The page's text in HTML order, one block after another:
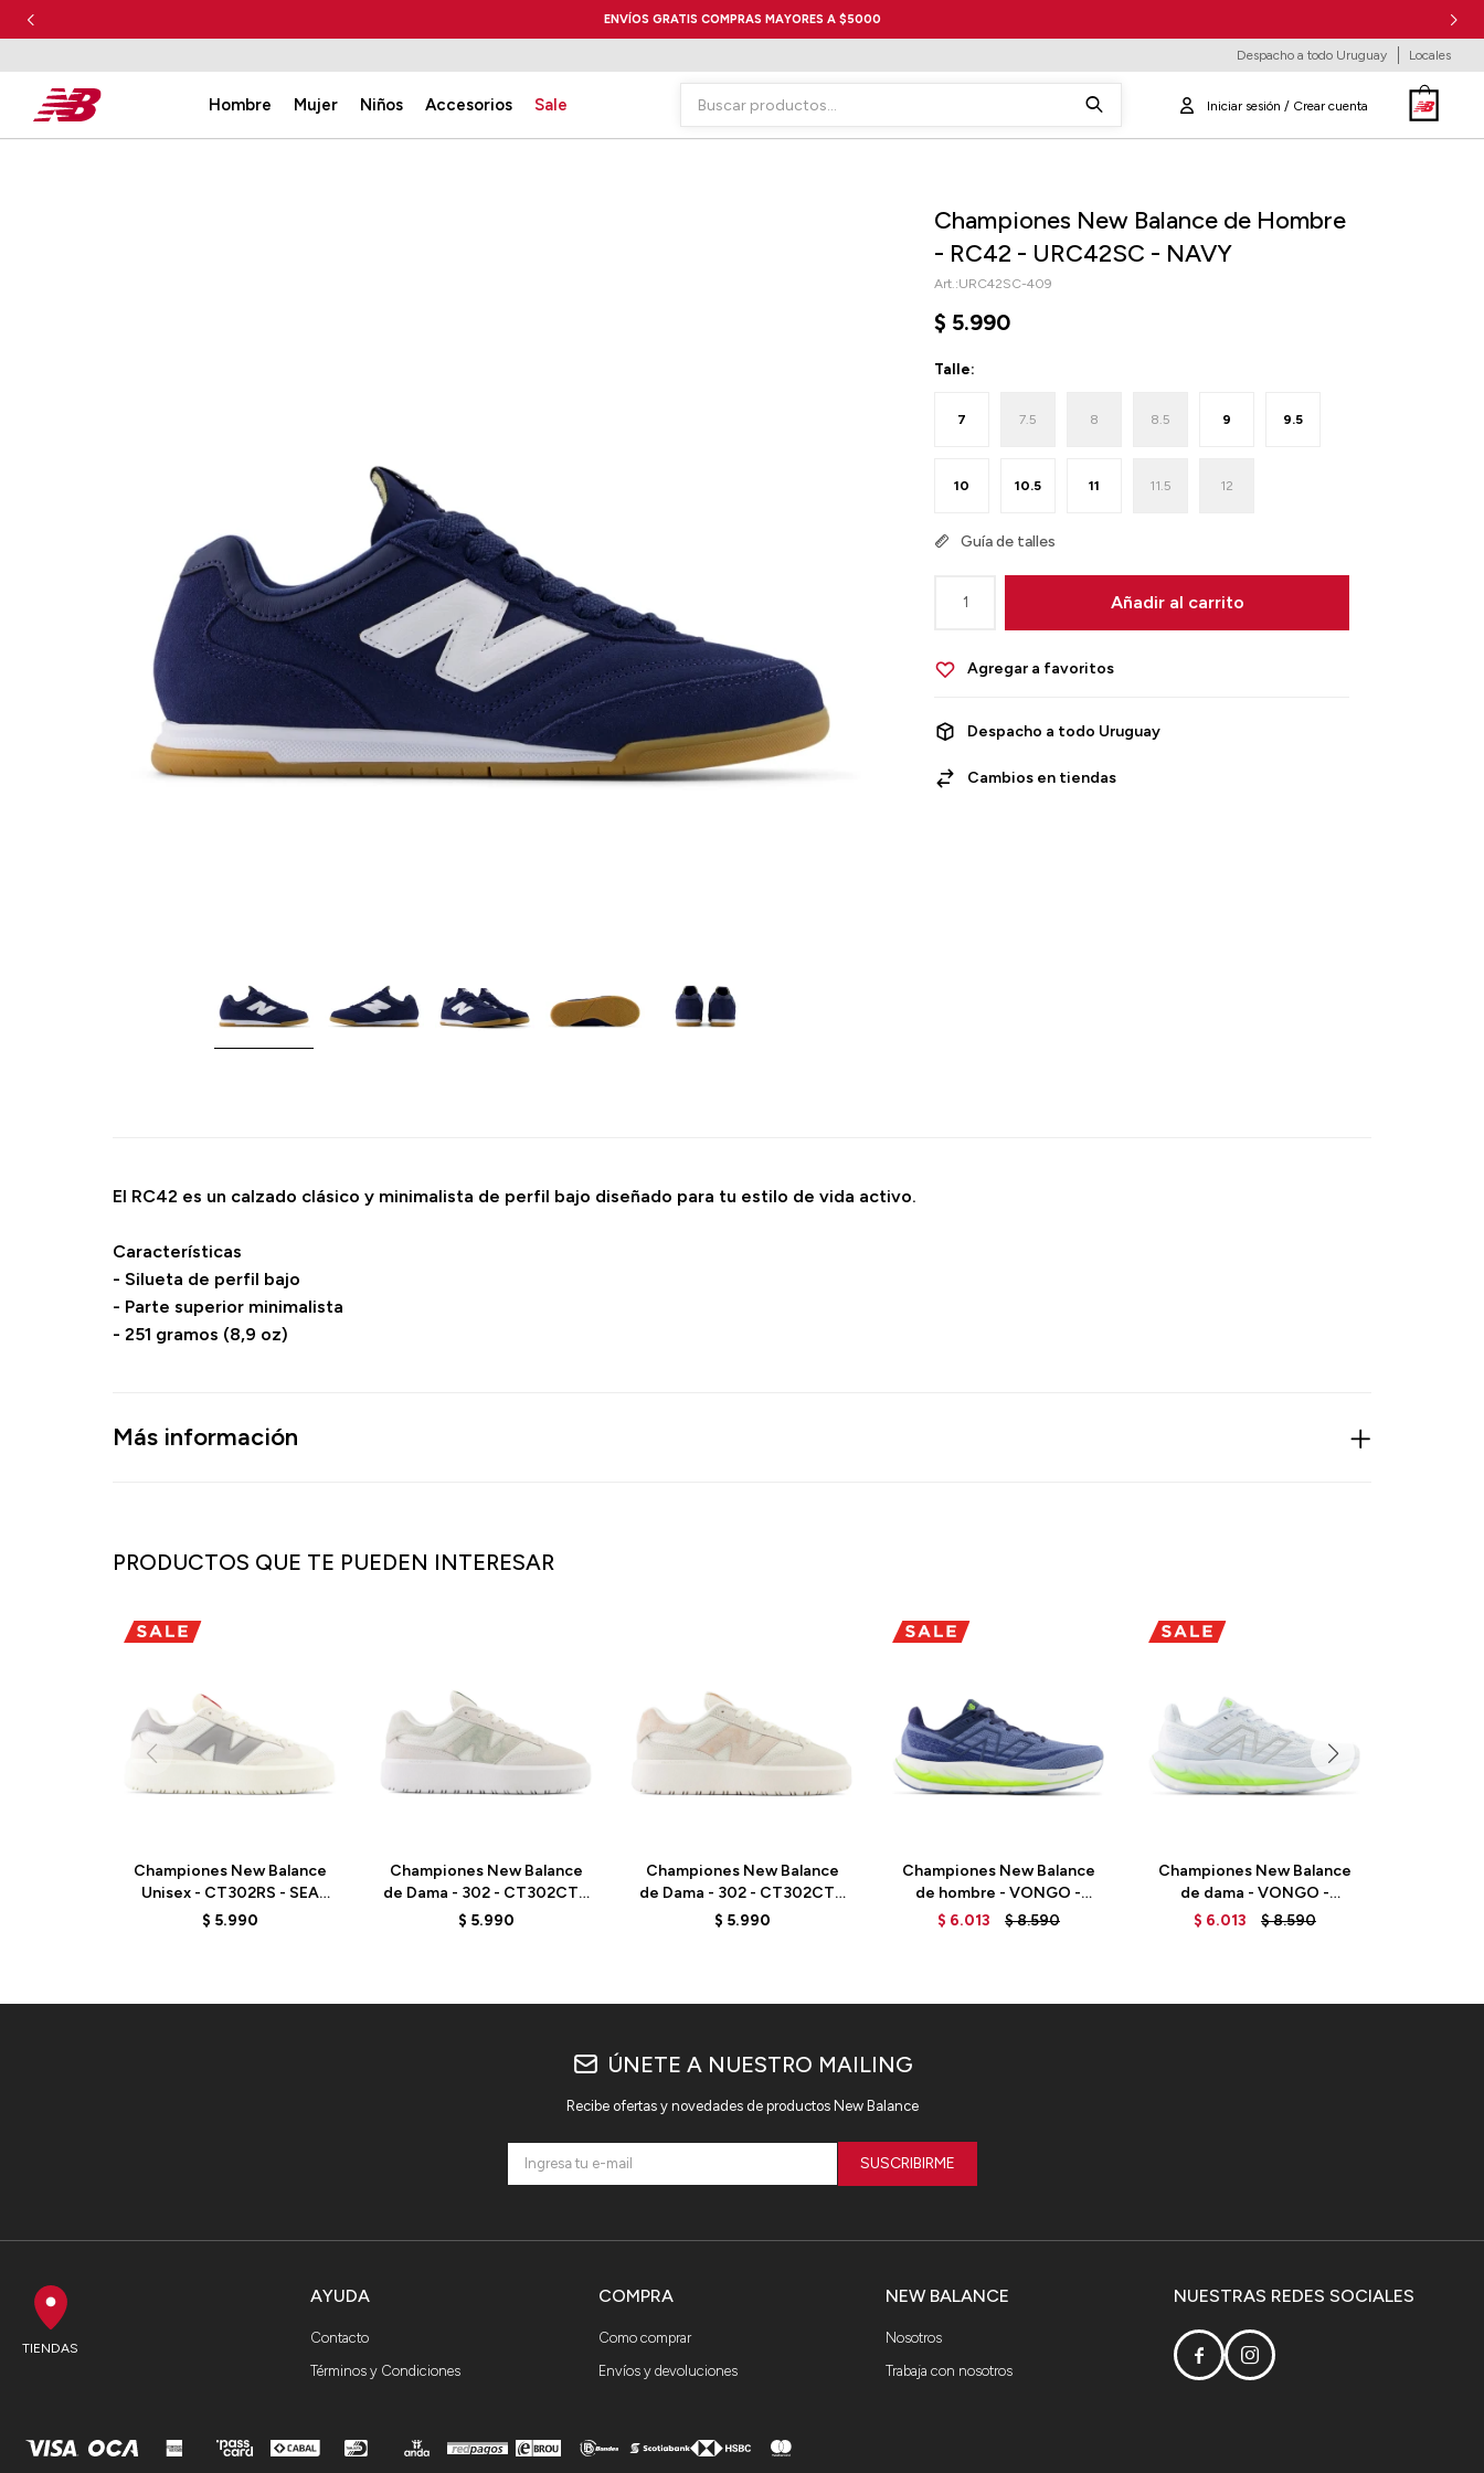
ENVÍOS GRATIS COMPRAS MAYORES A $5000
Hombre Mujer Niños Accesorios Sale
Despacho a todo Uruguay Locales
Championes New Balance de Hombre
- RC42 - URC42SC - NAVY
URC42SC-409
$ 5.990
Talle:
7 7.5 8 8.5 9 9.5
10 10.5 11 11.5 12
Guía de talles
1 Añadir al carrito
Despacho a todo Uruguay
Cambios en tiendas
El RC42 es un calzado clásico y minimalista de perfil bajo diseñado para tu estilo de vida activo.
Características
- Silueta de perfil bajo
- Parte superior minimalista
- 251 gramos (8,9 oz)
Más información
PRODUCTOS QUE TE PUEDEN INTERESAR
Championes New Balance
Unisex - CT302RS - SEA
SALT
$ 5.990
Championes New Balance
de Dama - 302 - CT302CTB
- ELD
$ 5.990
Championes New Balance
de Dama - 302 - CT302CTA
- ELD
$ 5.990
Championes New Balance
de hombre - VONGO -
MVNGOLZ6 - MERCURY
$ 6.013 $8.590
Championes New Balance
de dama - VONGO -
WVNGOLI6 - ICE BLUE
$ 6.013 $8.590
TIENDAS
AYUDA
Contacto
Términos y Condiciones
NEW BALANCE
Nosotros
Trabaja con nosotros
COMPRA
Como comprar
Envíos y devoluciones
NUESTRAS REDES SOCIALES
 
ÚNETE A NUESTRO MAILING
Recibe ofertas y novedades de productos New Balance
SUSCRIBIRME